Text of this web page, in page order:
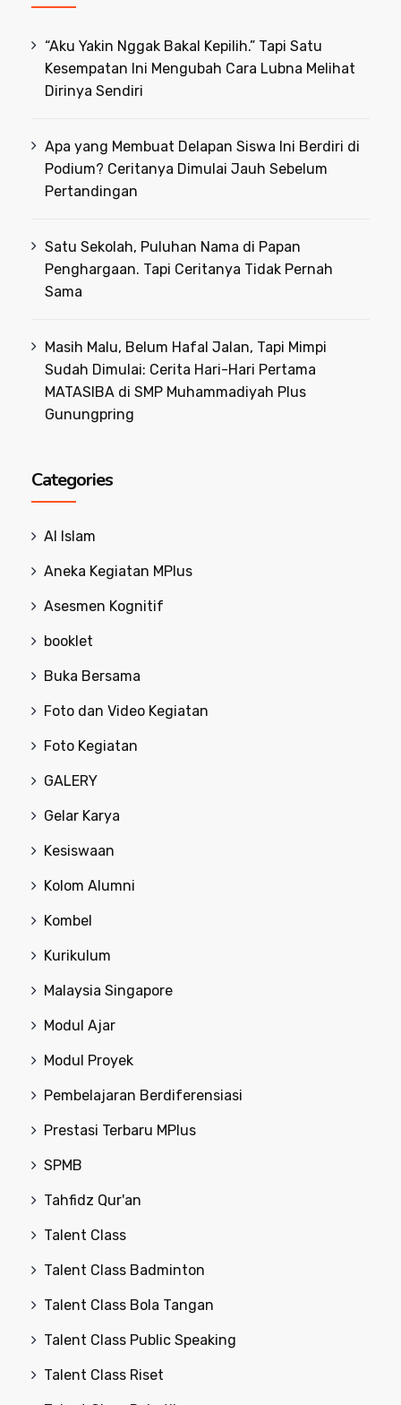
“Aku Yakin Nggak Bakal Kepilih.” Tapi Satu
Kesempatan Ini Mengubah Cara Lubna Melihat
Dirinya Sendiri
Apa yang Membuat Delapan Siswa Ini Berdiri di
Podium? Ceritanya Dimulai Jauh Sebelum
Pertandingan
Satu Sekolah, Puluhan Nama di Papan
Penghargaan. Tapi Ceritanya Tidak Pernah
Sama
Masih Malu, Belum Hafal Jalan, Tapi Mimpi
Sudah Dimulai: Cerita Hari-Hari Pertama
MATASIBA di SMP Muhammadiyah Plus
Gunungpring
Categories
Al Islam
Aneka Kegiatan MPlus
Asesmen Kognitif
booklet
Buka Bersama
Foto dan Video Kegiatan
Foto Kegiatan
GALERY
Gelar Karya
Kesiswaan
Kolom Alumni
Kombel
Kurikulum
Malaysia Singapore
Modul Ajar
Modul Proyek
Pembelajaran Berdiferensiasi
Prestasi Terbaru MPlus
SPMB
Tahfidz Qur'an
Talent Class
Talent Class Badminton
Talent Class Bola Tangan
Talent Class Public Speaking
Talent Class Riset